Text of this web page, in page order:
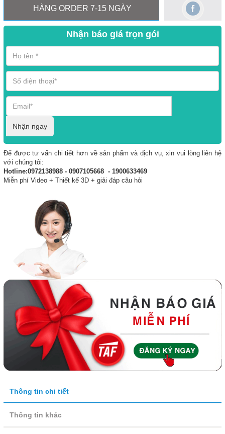
HÀNG ORDER 7-15 NGÀY
Nhận báo giá trọn gói
Nhận ngay
Để được tư vấn chi tiết hơn về sản phẩm và dịch vụ, xin vui lòng liên hệ
với chúng tôi:
Hotline:0972138988 - 0907105668 - 1900633469
Miễn phí Video + Thiết kế 3D + giải đáp câu hỏi
Thông tin chi tiết
Thông tin khác